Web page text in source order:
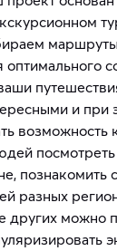
маршруты
и при
возможность
познакомить
разных
других можно